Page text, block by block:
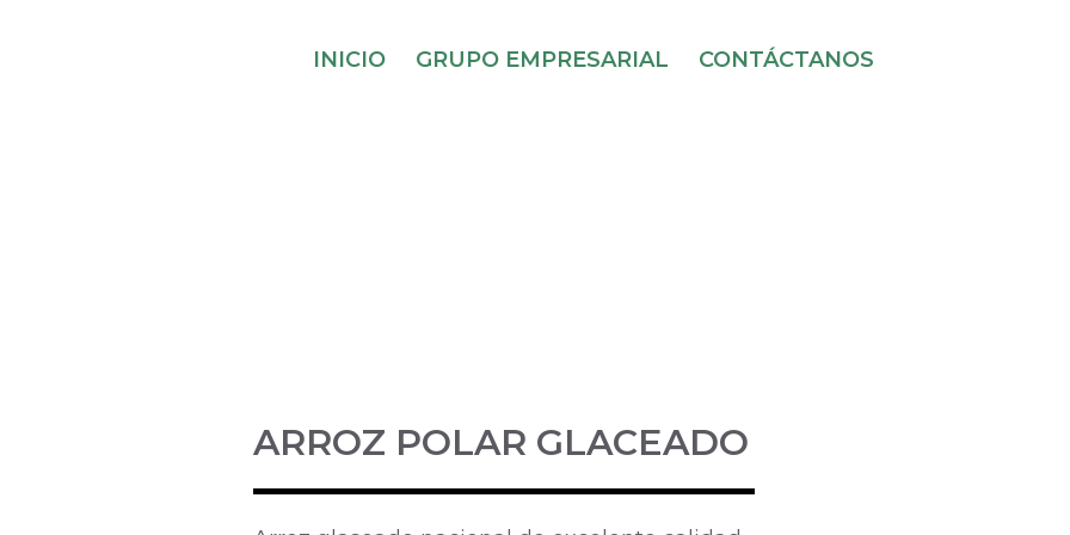
INICIO GRUPO EMPRESARIAL CONTÁCTANOS
ARROZ POLAR GLACEADO